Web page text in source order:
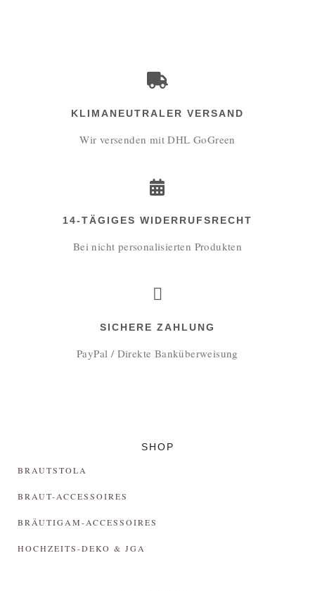
KLIMANEUTRALER VERSAND
Wir versenden mit DHL GoGreen
14-TÄGIGES WIDERRUFSRECHT
Bei nicht personalisierten Produkten
SICHERE ZAHLUNG
PayPal / Direkte Banküberweisung
SHOP
BRAUTSTOLA
BRAUT-ACCESSOIRES
BRÄUTIGAM-ACCESSOIRES
HOCHZEITS-DEKO & JGA